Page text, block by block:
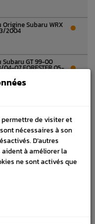
Subaru WRX
2004
Subaru GT 99-00
07 FORESTER 05-
05-07
3ème/4ème/5ème
01-07 FORESTER
permettre de visiter et
nécessaires à son
D'autres
à améliorer la
ne sont activés que